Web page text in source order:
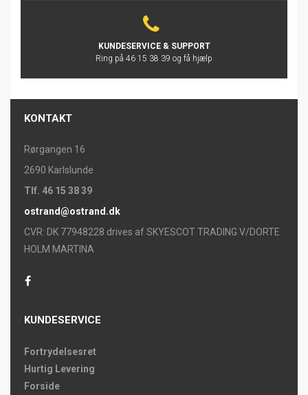
KUNDESERVICE & SUPPORT
Ring på 46 15 38 39 og få hjælp
KONTAKT
Rørgangen 16
2690 Karlslunde
Tlf. 46 15 38 39
ostrand@ostrand.dk
CVR: DK 77948228 drives af SKYESCOT TRADING V/DORTE
HOLM MARTINA
KUNDESERVICE
Fortrydelsesret
Hurtig Levering
Forside